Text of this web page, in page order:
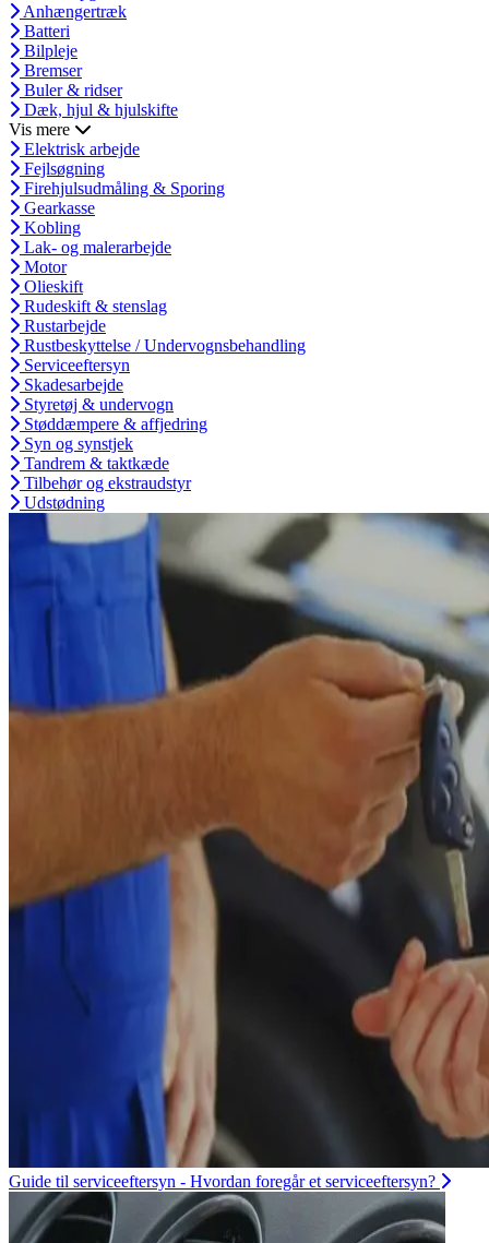
Anhængertræk
Batteri
Bilpleje
Bremser
Buler & ridser
Dæk, hjul & hjulskifte
Vis mere
Elektrisk arbejde
Fejlsøgning
Firehjulsudmåling & Sporing
Gearkasse
Kobling
Lak- og malerarbejde
Motor
Olieskift
Rudeskift & stenslag
Rustarbejde
Rustbeskyttelse / Undervognsbehandling
Serviceeftersyn
Skadesarbejde
Styretøj & undervogn
Støddæmpere & affjedring
Syn og synstjek
Tandrem & taktkæde
Tilbehør og ekstraudstyr
Udstødning
Guide til serviceeftersyn - Hvordan foregår et serviceeftersyn?